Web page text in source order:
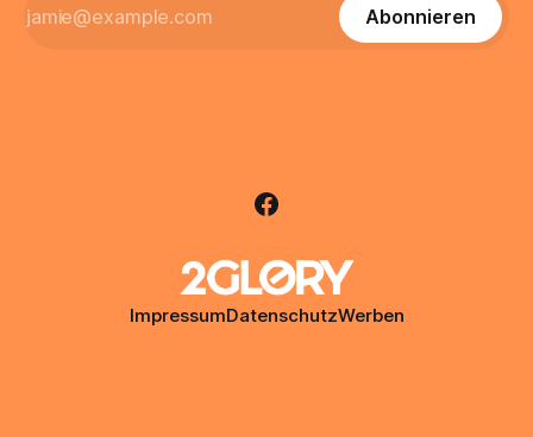
Abonnieren
ImpressumDatenschutzWerben